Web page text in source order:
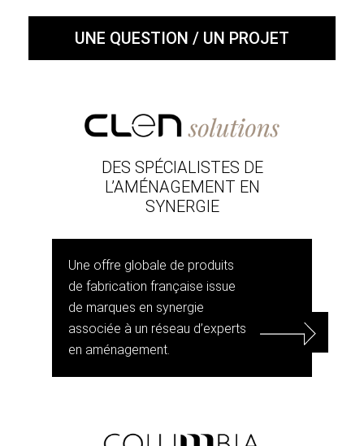
UNE QUESTION / UN PROJET
DES SPÉCIALISTES DE
L’AMÉNAGEMENT EN
SYNERGIE
Une offre globale de produits
de fabrication française issue
de marques en synergie
associée à un réseau d’experts
en aménagement.